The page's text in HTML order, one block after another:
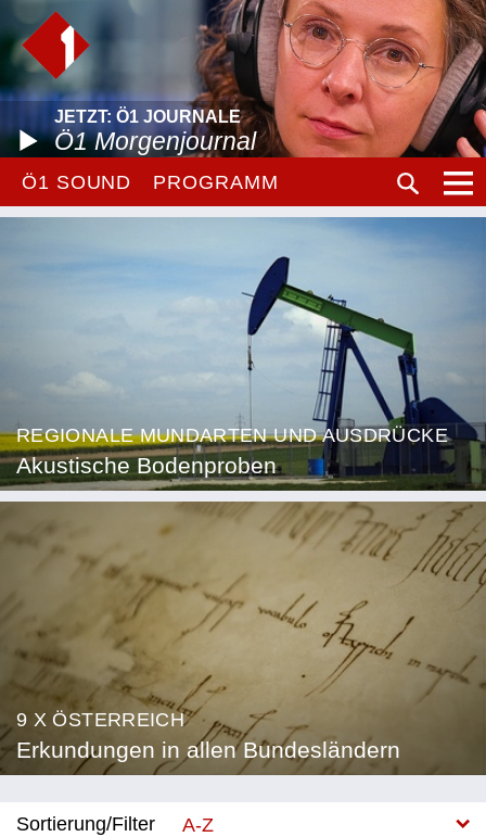
JETZT: Ö1 JOURNALE
Ö1 Morgenjournal
Ö1 SOUND PROGRAMM
REGIONALE MUNDARTEN UND AUSDRÜCKE
Akustische Bodenproben
9 X ÖSTERREICH
Erkundungen in allen Bundesländern
Sortierung/Filter
A-Z